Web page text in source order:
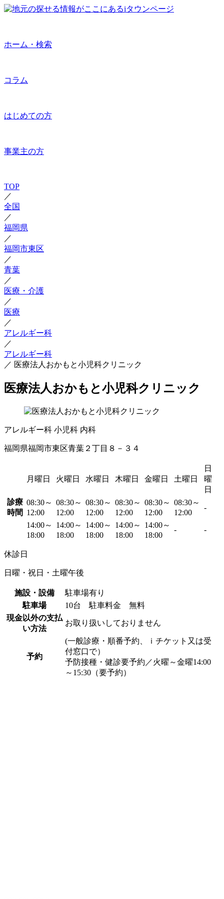
ホーム・検索
コラム
はじめての方
事業主の方
TOP
／
全国
／
福岡県
／
福岡市東区
／
青葉
／
医療・介護
／
医療
／
アレルギー科
／
アレルギー科
／ 医療法人おかもと小児科クリニック
医療法人おかもと小児科クリニック
アレルギー科 小児科 内科
福岡県福岡市東区青葉２丁目８－３４
月曜日 火曜日 水曜日 木曜日 金曜日 土曜日
日
曜
日
診療
時間
08:30～
12:00
08:30～
12:00
08:30～
12:00
08:30～
12:00
08:30～
12:00
08:30～
12:00
-
14:00～
18:00
14:00～
18:00
14:00～
18:00
14:00～
18:00
14:00～
18:00
- -
休診日
日曜・祝日・土曜午後
施設・設備
駐車場有り
駐車場
10台 駐車料金 無料
現金以外の支払
い方法
お取り扱いしておりません
予約
(一般診療・順番予約、ｉチケット又は受
付窓口で）
予防接種・健診要予約／火曜～金曜14:00
～15:30（要予約）